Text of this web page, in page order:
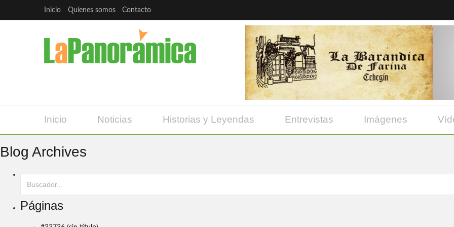
Inicio Quienes somos Contacto
Inicio Noticias Historias y Leyendas Entrevistas Imágenes
Blog Archives
Páginas